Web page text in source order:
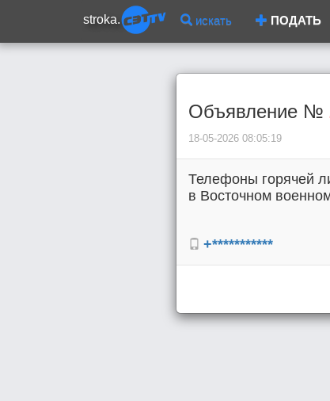
stroka. искать ПОДАТЬ
Объявление №
18-05-2026 08:05:19
Телефоны горячей
в Восточном
+***********